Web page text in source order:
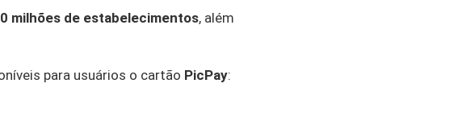
milhões de estabelecimentos, além
para usuários o cartão PicPay: